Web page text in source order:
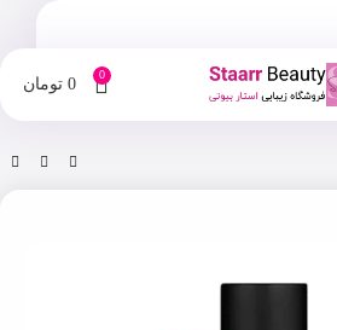
0
0 تومان
فروشگاه آرایش لب